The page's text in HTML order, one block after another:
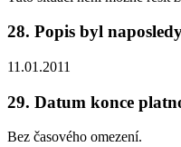
28. Popis byl
11.01.2011
29. Datum konce
Bez časového omezení.